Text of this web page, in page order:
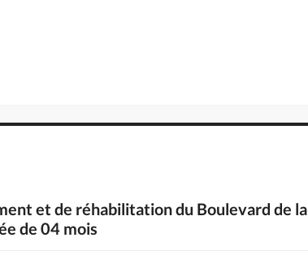
et de réhabilitation du Boulevard de la
de 04 mois